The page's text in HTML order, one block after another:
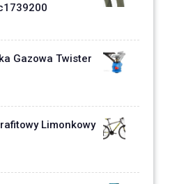
Gazowa Twister
Limonkowy